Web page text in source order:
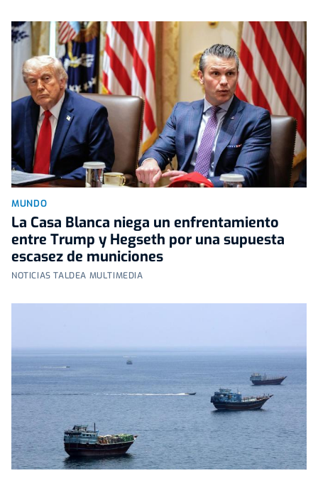
MUNDO
La Casa Blanca niega un enfrentamiento
entre Trump y Hegseth por una supuesta
escasez de municiones
NOTICIAS TALDEA MULTIMEDIA